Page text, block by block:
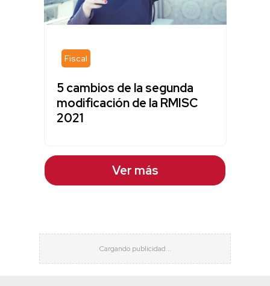
Fiscal
5 cambios de la segunda
modificación de la RMISC
2021
Ver más